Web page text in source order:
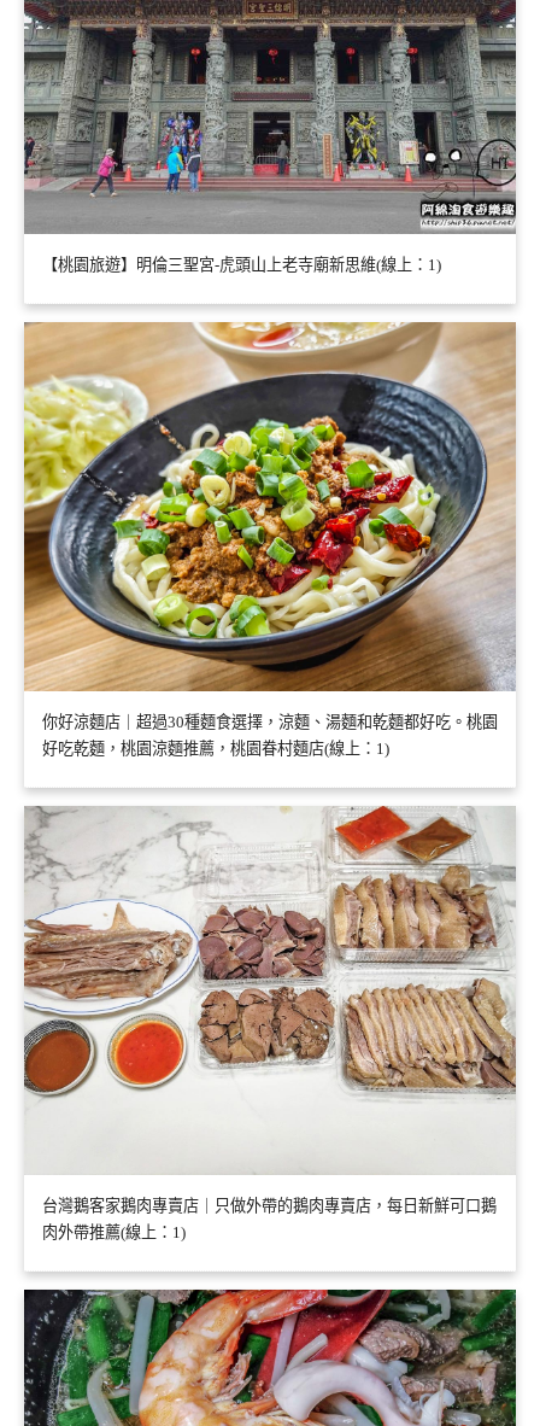
【桃園旅遊】明倫三聖宮-虎頭山上老寺廟新思維(線上：1)
你好涼麵店｜超過30種麵食選擇，涼麵、湯麵和乾麵都好吃。桃園
好吃乾麵，桃園涼麵推薦，桃園眷村麵店(線上：1)
台灣鵝客家鵝肉專賣店｜只做外帶的鵝肉專賣店，每日新鮮可口鵝
肉外帶推薦(線上：1)